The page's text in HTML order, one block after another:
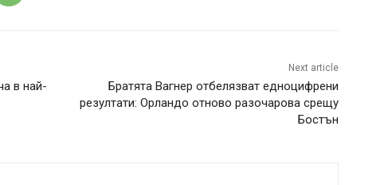
в най-
Next article
Братята Вагнер отбелязват едноцифрени
резултати: Орландо отново разочарова срещу
Бостън